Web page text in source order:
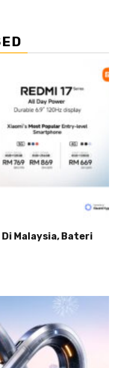
Di Malaysia, Bateri